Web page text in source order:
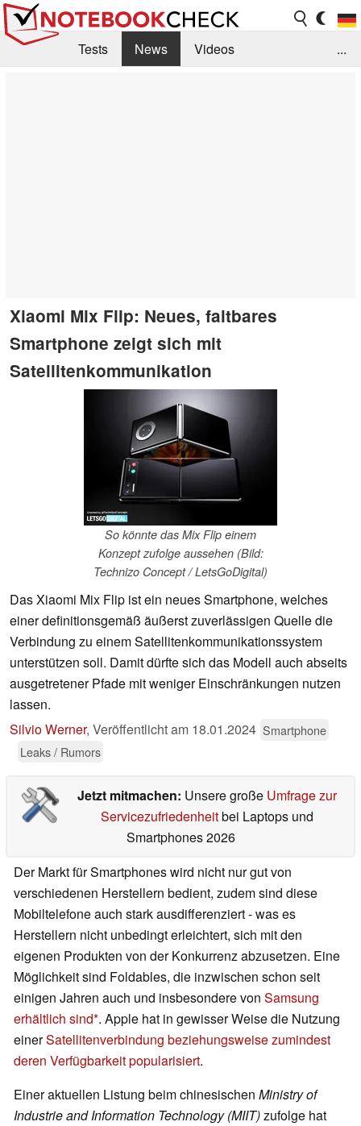
Tests News
Videos
...
Xiaomi Mix Flip: Neues, faltbares
Smartphone zeigt sich mit
Satellitenkommunikation
So könnte das Mix Flip einem
Konzept zufolge aussehen (Bild:
Technizo Concept / LetsGoDigital)
Das Xiaomi Mix Flip ist ein neues Smartphone, welches
einer definitionsgemäß äußerst zuverlässigen Quelle die
Verbindung zu einem Satellitenkommunikationssystem
unterstützen soll. Damit dürfte sich das Modell auch abseits
ausgetretener Pfade mit weniger Einschränkungen nutzen
lassen.
Silvio Werner, Veröffentlicht am 18.01.2024 Smartphone
Leaks / Rumors
Jetzt mitmachen: Unsere große Umfrage zur
Servicezufriedenheitbei Laptops und
Smartphones 2026
Der Markt für Smartphones wird nicht nur gut von
verschiedenen Herstellern bedient, zudem sind diese
Mobiltelefone auch stark ausdifferenziert - was es
Herstellern nicht unbedingt erleichtert, sich mit den
eigenen Produkten von der Konkurrenz abzusetzen. Eine
Möglichkeit sind Foldables, die inzwischen schon seit
einigen Jahren auch und insbesondere von Samsung
erhältlich sind . Apple hat in gewisser Weise die Nutzung
einerSatellitenverbindung beziehungsweise zumindest
deren Verfügbarkeit popularisiert.
Einer aktuellen Listung beim chinesischen Ministry of
Industrie and Information Technology (MIIT)zufolge hat